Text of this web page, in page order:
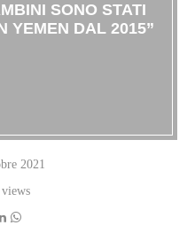
SONO STATI
YEMEN DAL 2015”
2021